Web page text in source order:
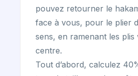
pouvez retourner le
face à vous, pour le plier
sens, en ramenant les plis
centre.
Tout d’abord, calculez